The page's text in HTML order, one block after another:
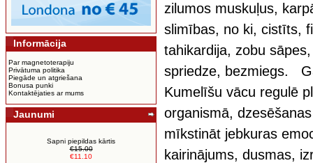
Informācija
Par magnetoterapiju
Privātuma politika
Piegāde un atgriešana
Bonusa punki
Kontaktējaties ar mums
Jaunumi
Sapni piepildas kārtis
€15.00
€11.10
zilumos muskuļus,
slimības, no ki, cistīts,
tahikardija, zobu
spriedze, bezmiegs.
Kumelīšu vācu regulē
organismā,
mīkstināt jebkuras
kairinājums, dusmas,